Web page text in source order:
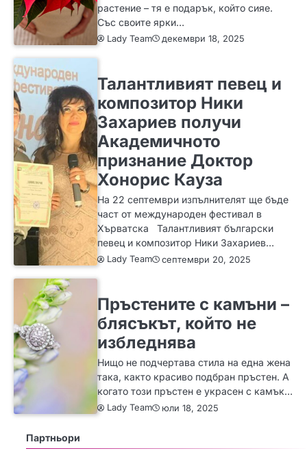
растение – тя е подарък, който сияе.
Със своите ярки…
Lady Team декември 18, 2025
Талантливият певец и
композитор Ники
Захариев получи
Академичното
признание Доктор
Хонорис Кауза
На 22 септември изпълнителят ще бъде
част от международен фестивал в
Хърватска Талантливият български
певец и композитор Ники Захариев…
Lady Team септември 20, 2025
Пръстените с камъни –
блясъкът, който не
избледнява
Нищо не подчертава стила на една жена
така, както красиво подбран пръстен. А
когато този пръстен е украсен с камък…
Lady Team юли 18, 2025
Партньори